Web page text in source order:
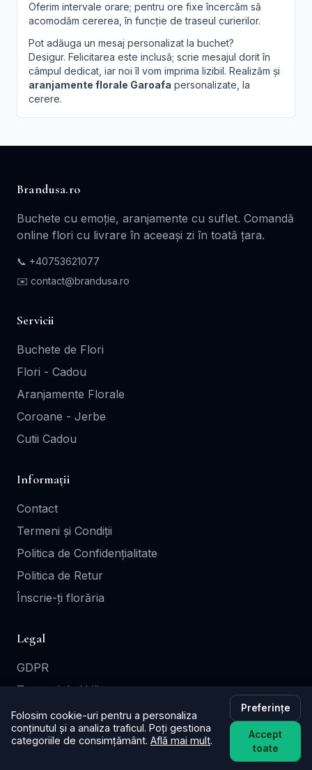
Oferim intervale orare; pentru ore fixe încercăm să
acomodăm cererea, în funcție de traseul curierilor.
Pot adăuga un mesaj personalizat la buchet?
Desigur. Felicitarea este inclusă; scrie mesajul dorit în
câmpul dedicat, iar noi îl vom imprima lizibil. Realizăm și
aranjamente florale Garoafa personalizate, la
cerere.
Brandusa.ro
Buchete cu emoție, aranjamente cu suflet. Comandă
online flori cu livrare în aceeași zi în toată țara.
📞 +40753621077
✉️ contact@brandusa.ro
Servicii
Buchete de Flori
Flori - Cadou
Aranjamente Florale
Coroane - Jerbe
Cutii Cadou
Informații
Contact
Termeni și Condiții
Politica de Confidențialitate
Politica de Retur
Înscrie-ți florăria
Legal
GDPR
Termeni de Utilizare
Cookie Policy
site realizat și găzduit de wsgratis.ro
Folosim cookie-uri pentru a personaliza
conținutul și a analiza traficul. Poți gestiona
categoriile de consimțământ. Află mai mult.
Preferințe
Accept
toate